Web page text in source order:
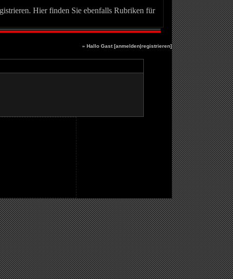
Hier finden Sie ebenfalls Rubriken für
» Hallo Gast [anmelden|registrieren]